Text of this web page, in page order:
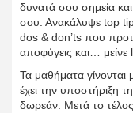
δυνατά σου σημεία
σου. Ανακάλυψε top
dos & don’ts που
αποφύγεις και… μείνε
Τα μαθήματα
έχει την υποστήριξη
δωρεάν. Μετά το